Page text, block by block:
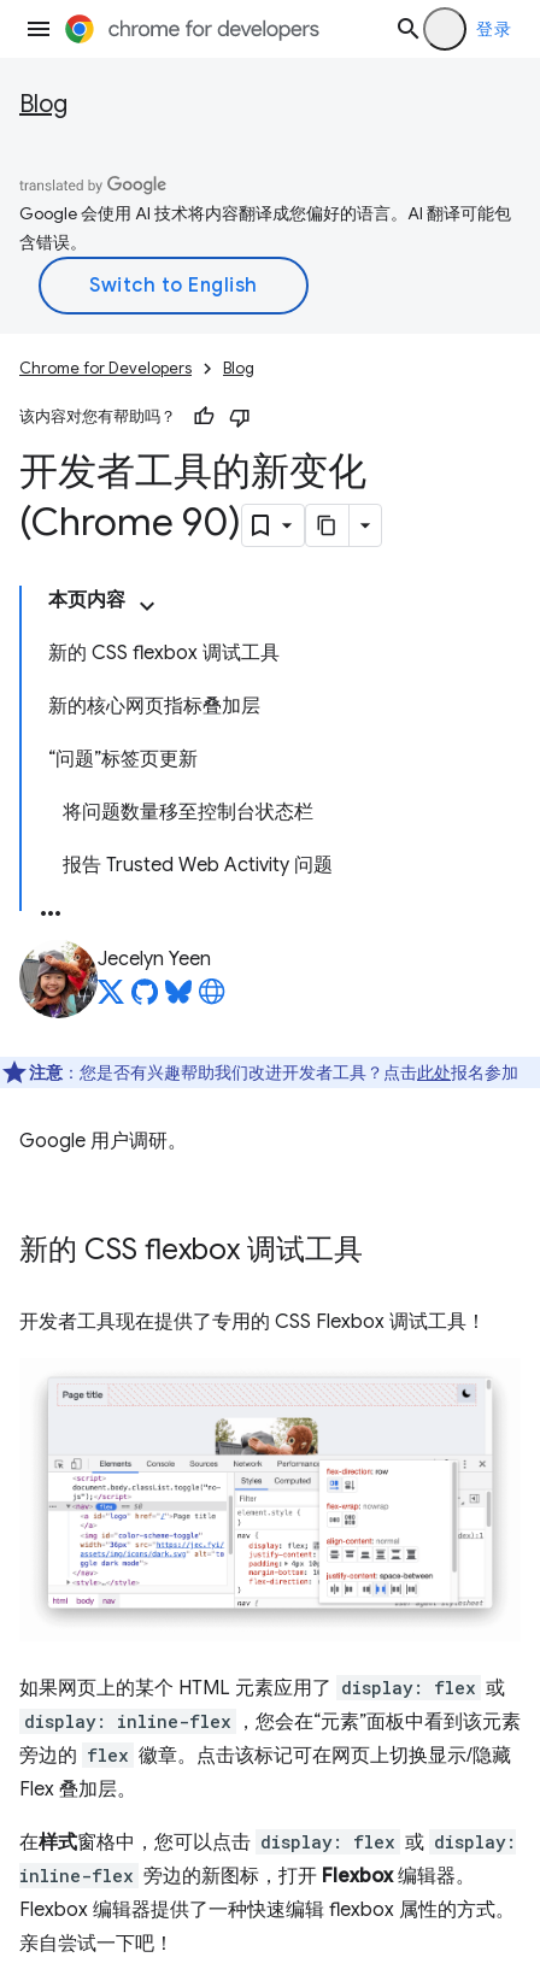
登录
Blog
Google 会使用 AI 技术将内容翻译成您偏好的语言。AI 翻译可能包
含错误。
Chrome for Developers Blog
该内容对您有帮助吗？
开发者工具的新变化
(Chrome 90)
本页内容
新的 CSS flexbox 调试工具
新的核心网页指标叠加层
“问题”标签页更新
将问题数量移至控制台状态栏
报告 Trusted Web Activity 问题
Jecelyn Yeen
注意 ：您是否有兴趣帮助我们改进开发者工具？点击此处报名参加
Google 用户调研。
新的 CSS flexbox 调试工具
开发者工具现在提供了专用的 CSS Flexbox 调试工具！
如果网页上的某个 HTML 元素应用了 display: flex 或
display: inline-flex
，您会在“元素”面板中看到该元素
旁边的 flex 徽章。点击该标记可在网页上切换显示/隐藏
Flex 叠加层。
在样式窗格中，您可以点击 display: flex 或 display:
inline-flex 旁边的新图标，打开 Flexbox编辑器。
Flexbox 编辑器提供了一种快速编辑 flexbox 属性的方式。
亲自尝试一下吧！